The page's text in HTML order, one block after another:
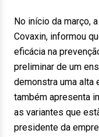
No início da março,
Covaxin, informou
eficácia na
preliminar de um
demonstra uma alta
também apresenta
as variantes que
presidente da